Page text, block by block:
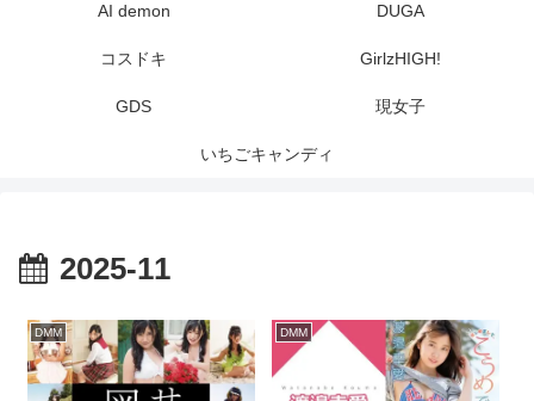
AI demon DUGA
コスドキ GirlzHIGH!
GDS 現女子
いちごキャンディ
2025-11
DMM DMM